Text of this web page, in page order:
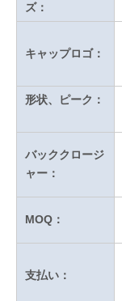
ズ：
キャップロゴ：
形状、ピーク：
バッククロージ
ャー：
MOQ：
支払い：